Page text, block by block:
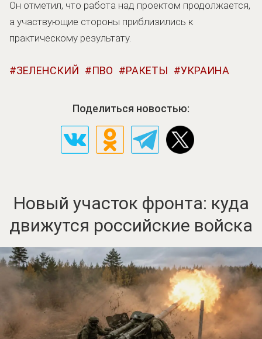
Он отметил, что работа над проектом продолжается,
а участвующие стороны приблизились к
практическому результату.
ЗЕЛЕНСКИЙ ПВО РАКЕТЫ УКРАИНА
Поделиться новостью:
Новый участок фронта: куда
движутся российские войска